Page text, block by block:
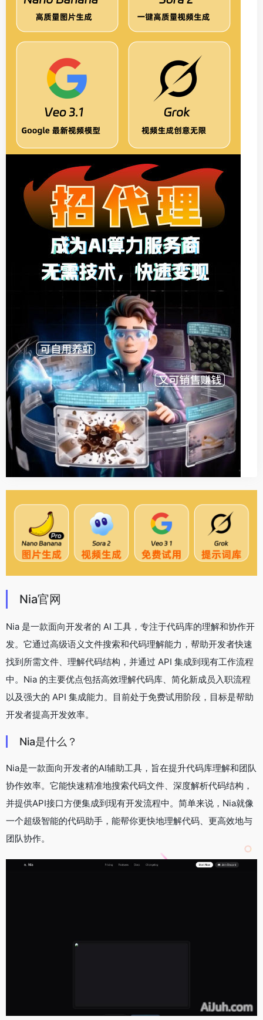
Nia官网
Nia 是一款面向开发者的 AI 工具，专注于代码库的理解和协作开
发。它通过高级语义文件搜索和代码理解能力，帮助开发者快速
找到所需文件、理解代码结构，并通过 API 集成到现有工作流程
中。Nia 的主要优点包括高效理解代码库、简化新成员入职流程
以及强大的 API 集成能力。目前处于免费试用阶段，目标是帮助
开发者提高开发效率。
Nia是什么？
Nia是一款面向开发者的AI辅助工具，旨在提升代码库理解和团队
协作效率。它能快速精准地搜索代码文件、深度解析代码结构，
并提供API接口方便集成到现有开发流程中。简单来说，Nia就像
一个超级智能的代码助手，能帮你更快地理解代码、更高效地与
团队协作。